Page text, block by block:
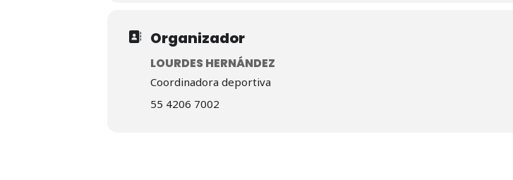
Organizador
LOURDES HERNÁNDEZ
Coordinadora deportiva
55 4206 7002